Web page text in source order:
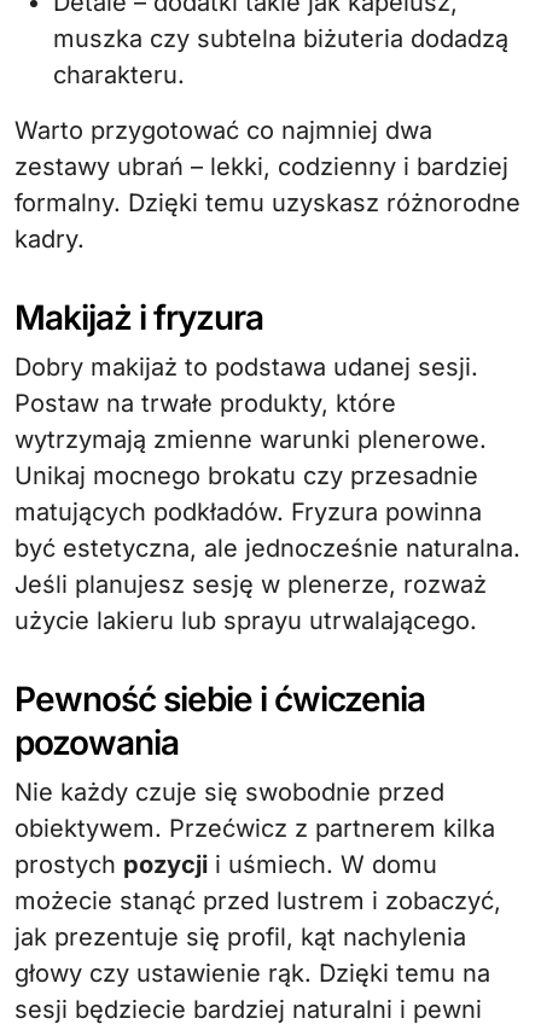
muszka czy subtelna biżuteria dodadzą
charakteru.
Warto przygotować co najmniej dwa
zestawy ubrań – lekki, codzienny i bardziej
formalny. Dzięki temu uzyskasz różnorodne
kadry.
Makijaż i fryzura
Dobry makijaż to podstawa udanej sesji.
Postaw na trwałe produkty, które
wytrzymają zmienne warunki plenerowe.
Unikaj mocnego brokatu czy przesadnie
matujących podkładów. Fryzura powinna
być estetyczna, ale jednocześnie naturalna.
Jeśli planujesz sesję w plenerze, rozważ
użycie lakieru lub sprayu utrwalającego.
Pewność siebie i ćwiczenia
pozowania
Nie każdy czuje się swobodnie przed
obiektywem. Przećwicz z partnerem kilka
prostych pozycji i uśmiech. W domu
możecie stanąć przed lustrem i zobaczyć,
jak prezentuje się profil, kąt nachylenia
głowy czy ustawienie rąk. Dzięki temu na
sesji będziecie bardziej naturalni i pewni